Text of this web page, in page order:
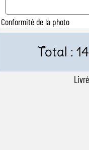
Conformité de la photo
Total :